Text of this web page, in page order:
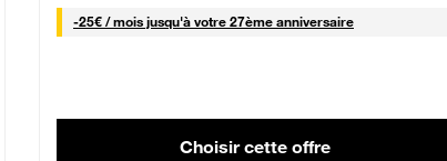
-25€ / mois25 € par mois
jusqu'à votre 27ème anniversaire
Choisir cette offre